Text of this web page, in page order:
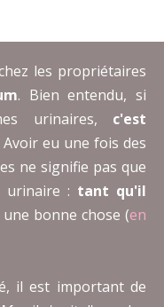
les propriétaires
. Bien entendu, si
urinaires, c'est
Avoir eu une fois des
ne signifie pas que
urinaire : tant qu'il
bonne chose (en
il est important de